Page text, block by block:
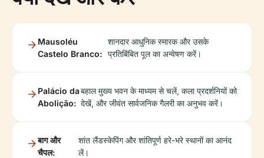
Mausoléu
Castelo Branco:
शानदार आधुनिक स्मारक और उसके
प्रतिबिंबित पूल का अन्वेषण करें।
Palácio da
Abolição:
बहाल मुख्य भवन के माध्यम से चलें, कला प्रदर्शनियों को
देखें, और जीवंत सार्वजनिक गैलरी का अनुभव करें।
बाग और
चैपल:
शांत लैंडस्केपिंग और शांतिपूर्ण हरे-भरे स्थानों का आनंद
लें।